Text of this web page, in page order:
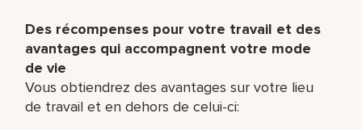
Des récompenses pour votre travail et des
avantages qui accompagnent votre mode
de vie
Vous obtiendrez des avantages sur votre lieu
de travail et en dehors de celui-ci: